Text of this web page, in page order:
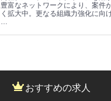
豊富なネットワークにより、案件
く拡大中。更なる組織力強化に向
…
おすすめの求人